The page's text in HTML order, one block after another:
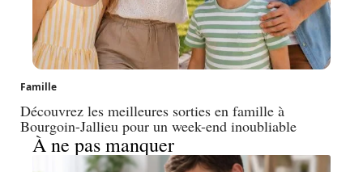
Famille
Découvrez les meilleures sorties en famille à
Bourgoin-Jallieu pour un week-end inoubliable
À ne pas manquer